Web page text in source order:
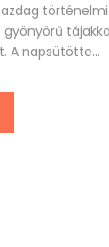
történelmi
gyönyörű
A napsütötte...